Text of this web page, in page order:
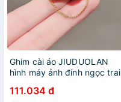
Ghim cài áo JIUDUOLAN
hình máy ảnh đính ngọc trai
Hàn Quốc cổ điển thời trang
111.034 đ